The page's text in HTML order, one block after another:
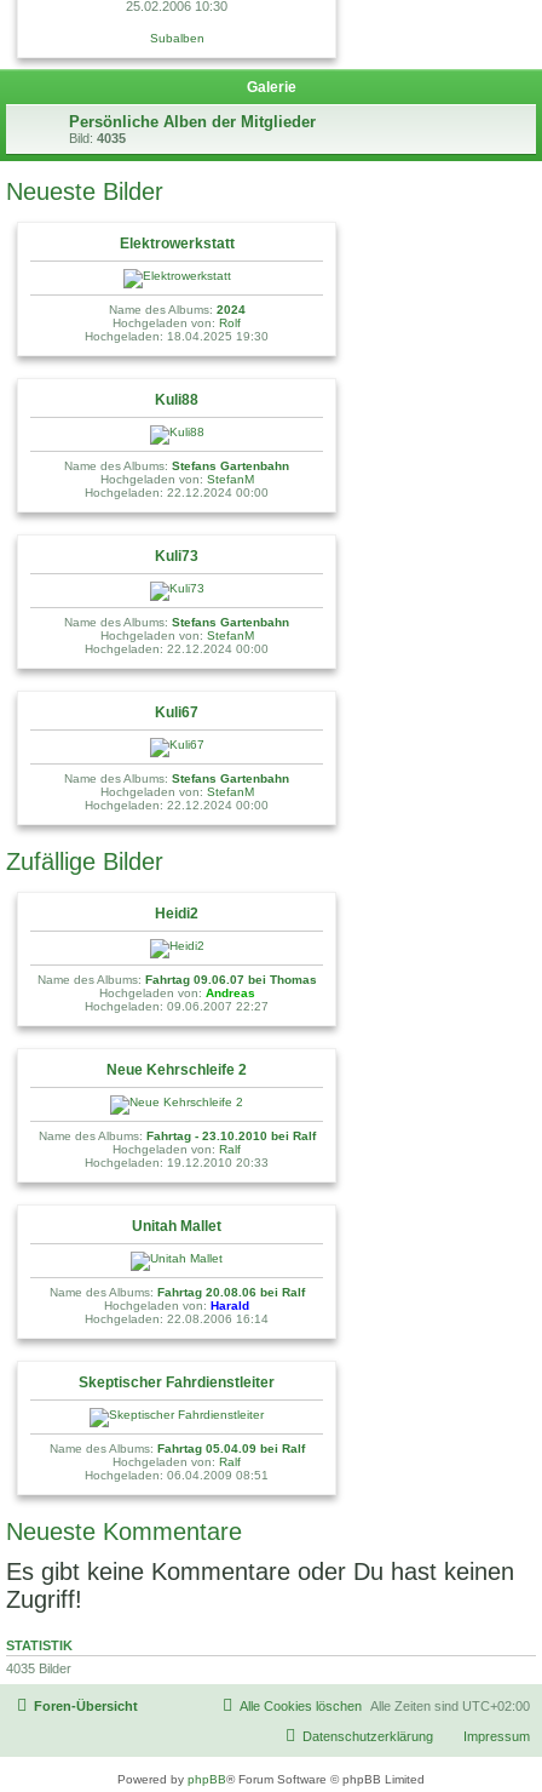
25.02.2006 10:30
Subalben
Galerie
Persönliche Alben der Mitglieder
Bild: 4035
Neueste Bilder
Elektrowerkstatt
Name des Albums: 2024
Hochgeladen von: Rolf
Hochgeladen: 18.04.2025 19:30
Kuli88
Name des Albums: Stefans Gartenbahn
Hochgeladen von: StefanM
Hochgeladen: 22.12.2024 00:00
Kuli73
Name des Albums: Stefans Gartenbahn
Hochgeladen von: StefanM
Hochgeladen: 22.12.2024 00:00
Kuli67
Name des Albums: Stefans Gartenbahn
Hochgeladen von: StefanM
Hochgeladen: 22.12.2024 00:00
Zufällige Bilder
Heidi2
Name des Albums: Fahrtag 09.06.07 bei Thomas
Hochgeladen von: Andreas
Hochgeladen: 09.06.2007 22:27
Neue Kehrschleife 2
Name des Albums: Fahrtag - 23.10.2010 bei Ralf
Hochgeladen von: Ralf
Hochgeladen: 19.12.2010 20:33
Unitah Mallet
Name des Albums: Fahrtag 20.08.06 bei Ralf
Hochgeladen von: Harald
Hochgeladen: 22.08.2006 16:14
Skeptischer Fahrdienstleiter
Name des Albums: Fahrtag 05.04.09 bei Ralf
Hochgeladen von: Ralf
Hochgeladen: 06.04.2009 08:51
Neueste Kommentare
Es gibt keine Kommentare oder Du hast keinen
Zugriff!
STATISTIK
4035 Bilder
Foren-Übersicht Alle Zeiten sind UTC+02:00
Alle Cookies löschen
Impressum
Datenschutzerklärung
Powered by phpBB® Forum Software © phpBB Limited